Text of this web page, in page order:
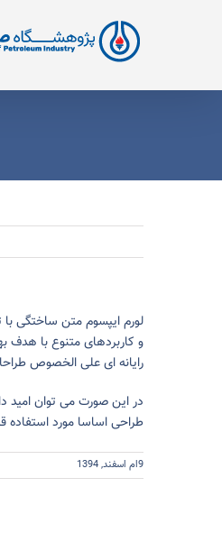
لورم ایپسوم متن ساختگی
و کاربردهای متنوع با هدف
رایانه ای علی الخصوص
در این صورت می توان امید
طراحی اساسا مورد استفاده
9ام اسفند, 1394